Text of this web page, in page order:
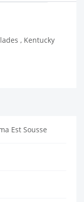
, Kentucky
Est Sousse